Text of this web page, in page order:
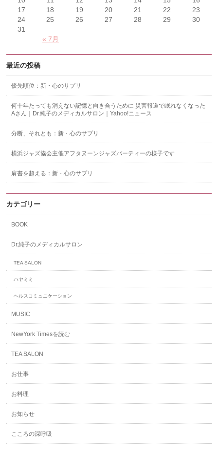
« 7月
17
18 19 20 21 22
23
24
25 26 27 28 29
30
31
最近の投稿
優先順位：新・心のサプリ
何十年たっても消えない記憶と向き合うために 災害報道で眠れなくなった
Aさん｜Dr.純子のメディカルサロン｜Yahoo!ニュース
分断、それとも：新・心のサプリ
横浜ジャズ協会主催アフタヌーンジャズパーティーの様子です
肩書を超える：新・心のサプリ
カテゴリー
BOOK
Dr.純子のメディカルサロン
TEA SALON
ハヤミミ
ヘルスコミュニケーション
MUSIC
NewYork Timesを読む
TEA SALON
お仕事
お料理
お知らせ
こころの深呼吸